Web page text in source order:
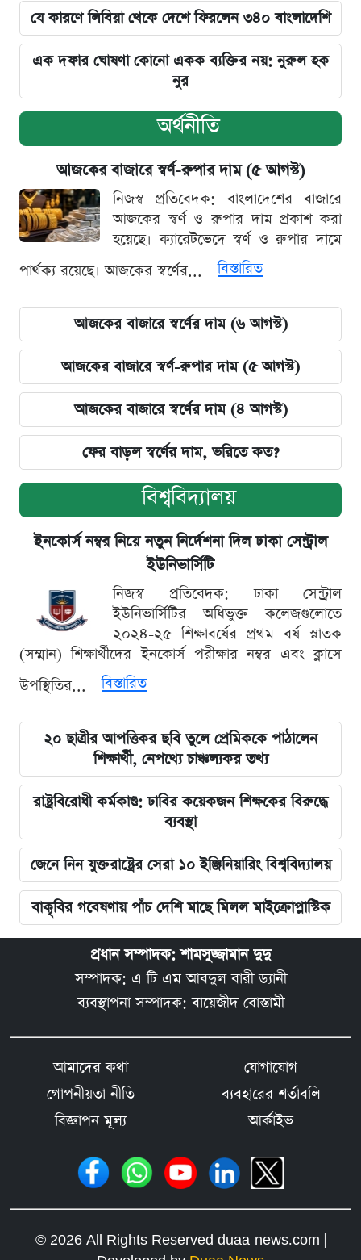
যে কারণে লিবিয়া থেকে দেশে ফিরলেন ৩৪০ বাংলাদেশি
এক দফার ঘোষণা কোনো একক ব্যক্তির নয়: নুরুল হক
নুর
অর্থনীতি
আজকের বাজারে স্বর্ণ-রুপার দাম (৫ আগস্ট)
নিজস্ব প্রতিবেদক: বাংলাদেশের বাজারে
আজকের স্বর্ণ ও রুপার দাম প্রকাশ করা
হয়েছে। ক্যারেটভেদে স্বর্ণ ও রুপার দামে
পার্থক্য রয়েছে। আজকের স্বর্ণের...
বিস্তারিত
আজকের বাজারে স্বর্ণের দাম (৬ আগস্ট)
আজকের বাজারে স্বর্ণ-রুপার দাম (৫ আগস্ট)
আজকের বাজারে স্বর্ণের দাম (৪ আগস্ট)
ফের বাড়ল স্বর্ণের দাম, ভরিতে কত?
বিশ্ববিদ্যালয়
ইনকোর্স নম্বর নিয়ে নতুন নির্দেশনা দিল ঢাকা সেন্ট্রাল
ইউনিভার্সিটি
নিজস্ব প্রতিবেদক: ঢাকা সেন্ট্রাল
ইউনিভার্সিটির অধিভুক্ত কলেজগুলোতে
২০২৪-২৫ শিক্ষাবর্ষের প্রথম বর্ষ স্নাতক
(সম্মান) শিক্ষার্থীদের ইনকোর্স পরীক্ষার নম্বর এবং ক্লাসে
উপস্থিতির...
বিস্তারিত
২০ ছাত্রীর আপত্তিকর ছবি তুলে প্রেমিককে পাঠালেন
শিক্ষার্থী, নেপথ্যে চাঞ্চল্যকর তথ্য
রাষ্ট্রবিরোধী কর্মকাণ্ড: ঢাবির কয়েকজন শিক্ষকের বিরুদ্ধে
ব্যবস্থা
জেনে নিন যুক্তরাষ্ট্রের সেরা ১০ ইঞ্জিনিয়ারিং বিশ্ববিদ্যালয়
বাকৃবির গবেষণায় পাঁচ দেশি মাছে মিলল মাইক্রোপ্লাস্টিক
প্রধান সম্পাদক: শামসুজ্জামান দুদু
সম্পাদক: এ টি এম আবদুল বারী ড্যানী
ব্যবস্থাপনা সম্পাদক: বায়েজীদ বোস্তামী
আমাদের কথা
যোগাযোগ
গোপনীয়তা নীতি
ব্যবহারের শর্তাবলি
বিজ্ঞাপন মূল্য
আর্কাইভ
© 2026 All Rights Reserved duaa-news.com |